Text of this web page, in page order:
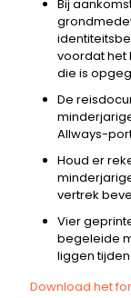
Bij
voordat het
die is
De
Allways-
Houd er
vertrek
Vier
begeleide
liggen
Download het